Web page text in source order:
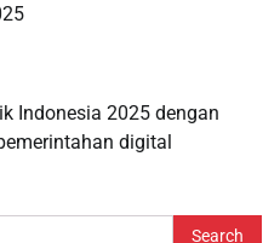
Indonesia 2025 dengan
digital